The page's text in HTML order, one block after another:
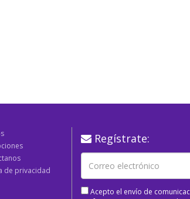
de privacidad
Regístrate:
Acepto el envío de